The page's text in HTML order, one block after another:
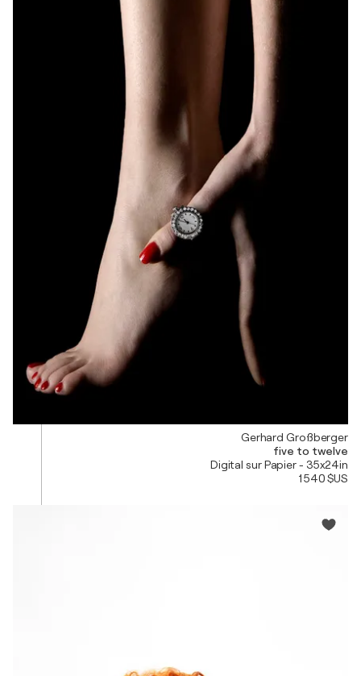
Gerhard Großberger
five to twelve
Digital sur Papier - 35x24in
1 540 $US